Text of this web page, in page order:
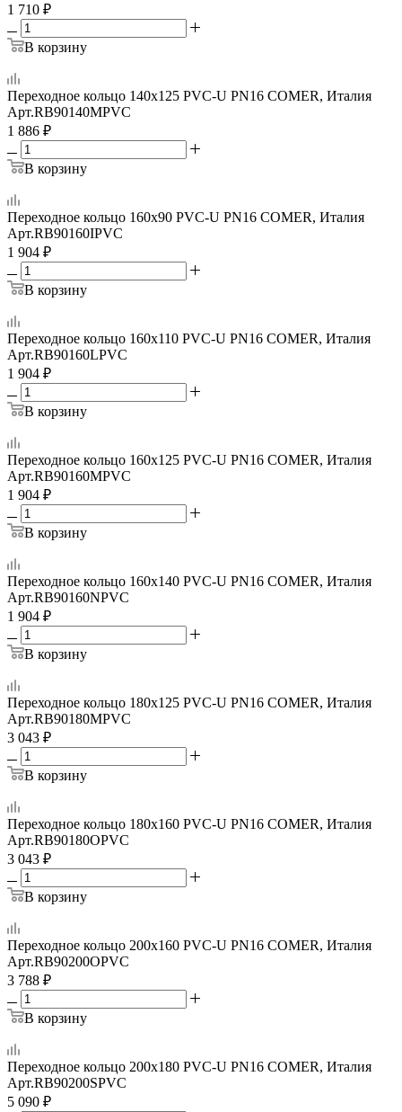
1 710 ₽
В корзину
Переходное кольцо 140х125 PVC-U PN16 COMER, Италия
Арт.RB90140MPVC
1 886 ₽
В корзину
Переходное кольцо 160x90 PVC-U PN16 COMER, Италия
Арт.RB90160IPVC
1 904 ₽
В корзину
Переходное кольцо 160x110 PVC-U PN16 COMER, Италия
Арт.RB90160LPVC
1 904 ₽
В корзину
Переходное кольцо 160x125 PVC-U PN16 COMER, Италия
Арт.RB90160MPVC
1 904 ₽
В корзину
Переходное кольцо 160x140 PVC-U PN16 COMER, Италия
Арт.RB90160NPVC
1 904 ₽
В корзину
Переходное кольцо 180х125 PVC-U PN16 COMER, Италия
Арт.RB90180MPVC
3 043 ₽
В корзину
Переходное кольцо 180х160 PVC-U PN16 COMER, Италия
Арт.RB90180OPVC
3 043 ₽
В корзину
Переходное кольцо 200x160 PVC-U PN16 COMER, Италия
Арт.RB90200OPVC
3 788 ₽
В корзину
Переходное кольцо 200х180 PVC-U PN16 COMER, Италия
Арт.RB90200SPVC
5 090 ₽